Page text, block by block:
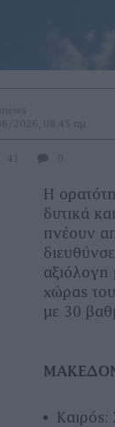
2026, 08:45 πμ
41 0
Η
δυτικά
πνέουν
αξιόλογη
χώρας
με 30
Καιρός: